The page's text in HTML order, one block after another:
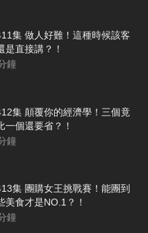
集 做人好難！這種時候該客
是直接講？！
鐘
集 顛覆你的經濟學！三個竟
一個還要省？！
鐘
集 團購女王挑戰賽！能團到
美食才是NO.1？！
鐘